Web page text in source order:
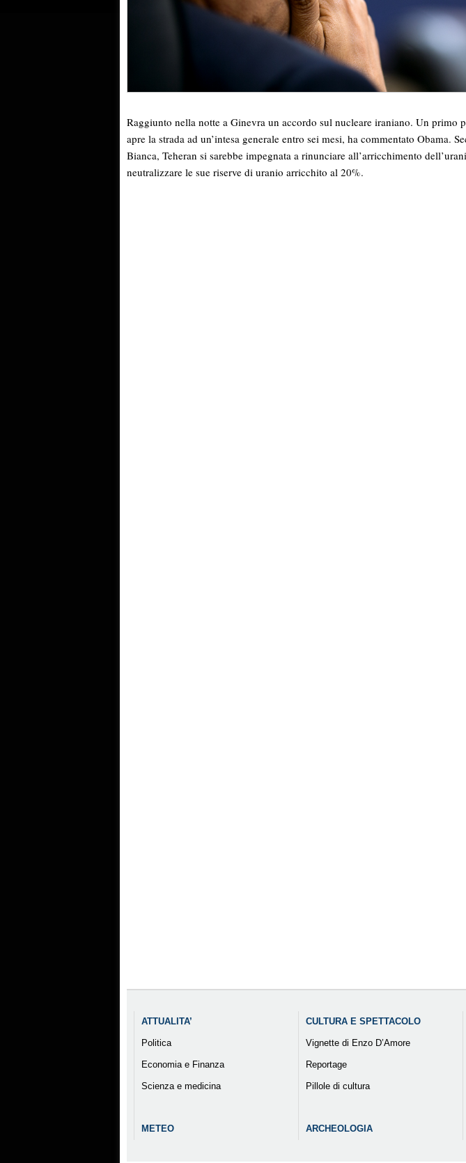
Raggiunto nella notte a Ginevra un accordo sul nucleare iraniano. Un primo
apre la strada ad un’intesa generale entro sei mesi, ha commentato Obama.
Bianca, Teheran si sarebbe impegnata a rinunciare all’arricchimento
neutralizzare le sue riserve di uranio arricchito al 20%.
ATTUALITA’
Politica
Economia e Finanza
Scienza e medicina
METEO
CULTURA E SPETTACOLO
Vignette di Enzo D’Amore
Reportage
Pillole di cultura
ARCHEOLOGIA